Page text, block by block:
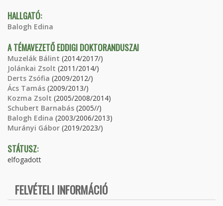
HALLGATÓ:
Balogh Edina
A TÉMAVEZETŐ EDDIGI DOKTORANDUSZAI
Muzelák Bálint (2014/2017/)
Jolánkai Zsolt (2011/2014/)
Derts Zsófia (2009/2012/)
Ács Tamás (2009/2013/)
Kozma Zsolt (2005/2008/2014)
Schubert Barnabás (2005//)
Balogh Edina (2003/2006/2013)
Murányi Gábor (2019/2023/)
STÁTUSZ:
elfogadott
FELVÉTELI INFORMÁCIÓ